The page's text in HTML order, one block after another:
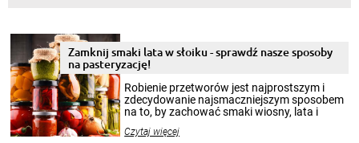
Zamknij smaki lata w słoiku - sprawdź nasze sposoby
na pasteryzację!
Robienie przetworów jest najprostszym i
zdecydowanie najsmaczniejszym sposobem
na to, by zachować smaki wiosny, lata i
krajobrazów, by cieszyć nimi oko w sezonie
Czytaj więcej